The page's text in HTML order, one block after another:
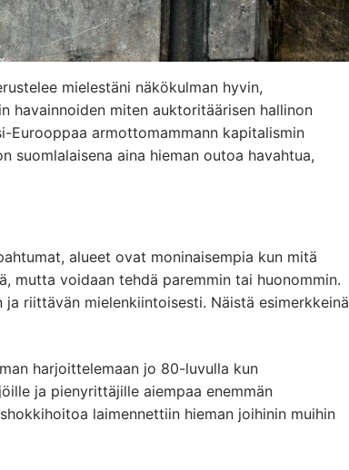
mielestäni näkökulman hyvin,
havainnoiden miten auktoritäärisen hallinon
Eurooppaa armottomammann kapitalismin
suomlalaisena aina hieman outoa havahtua,
alueet ovat moninaisempia kun mitä
mutta voidaan tehdä paremmin tai huonommin.
riittävän mielenkiintoisesti. Näistä esimerkkeinä
harjoittelemaan jo 80-luvulla kun
ja pienyrittäjille aiempaa enemmän
laimennettiin hieman joihinin muihin